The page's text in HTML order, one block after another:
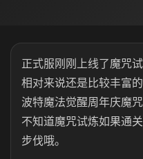
正式服刚刚上线了魔咒
相对来说还是比较丰富
波特魔法觉醒周年庆魔
不知道魔咒试炼如果通
步伐哦。